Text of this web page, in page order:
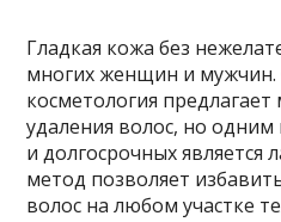
Гладкая кожа без
многих женщин и мужчин.
косметология
удаления волос, но
и долгосрочных является
метод позволяет
волос на любом участке